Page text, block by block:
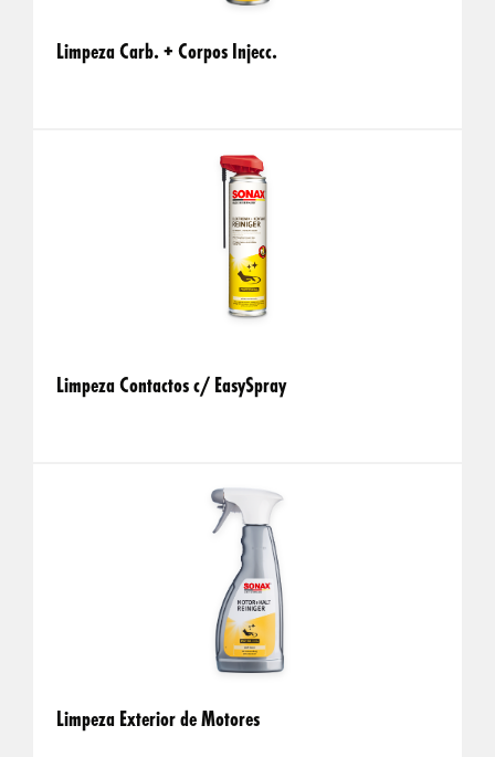
Limpeza Carb. + Corpos Injecc.
Limpeza Contactos c/ EasySpray
Limpeza Exterior de Motores